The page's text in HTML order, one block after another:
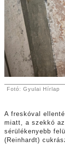
Fotó: Gyulai Hírlap
A freskóval
miatt, a szekkó
sérülékenyebb
(Reinhardt)